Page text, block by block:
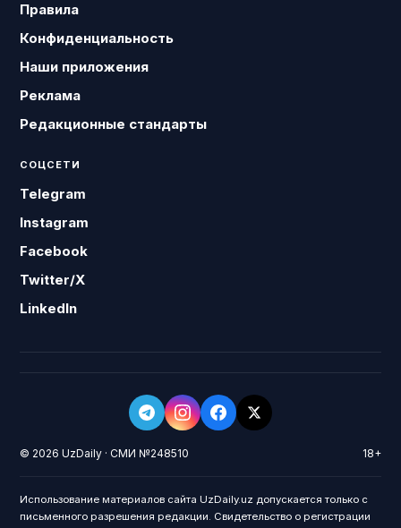
Правила
Конфиденциальность
Наши приложения
Реклама
Редакционные стандарты
СОЦСЕТИ
Telegram
Instagram
Facebook
Twitter/X
LinkedIn
© 2026 UzDaily · СМИ №248510 18+
Использование материалов сайта UzDaily.uz допускается только с
письменного разрешения редакции. Свидетельство о регистрации